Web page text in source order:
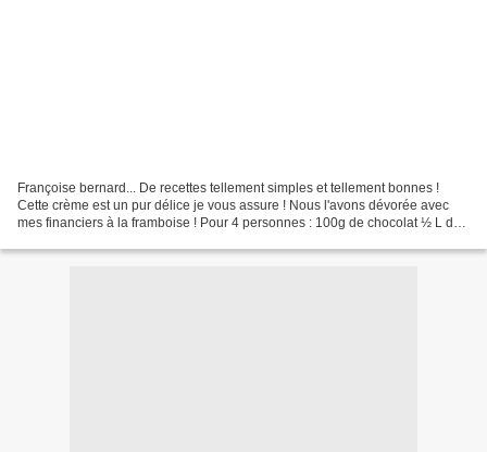
Françoise bernard... De recettes tellement simples et tellement bonnes !
Cette crème est un pur délice je vous assure ! Nous l'avons dévorée avec
mes financiers à la framboise ! Pour 4 personnes : 100g de chocolat ½ L de